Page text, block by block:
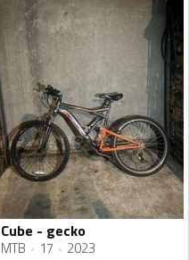
Cube - gecko
MTB 17 2023